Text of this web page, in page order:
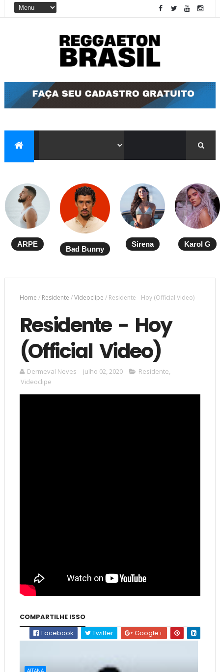
ARPE
Bad Bunny
Sirena Karol G
Home / Residente /Videoclipe / Residente - Hoy (Official Video)
Residente - Hoy
(Official Video)
Dermeval Neves julho 02, 2020 Residente,
Videoclipe
COMPARTILHE ISSO
Facebook
Twitter Google+
AITANA